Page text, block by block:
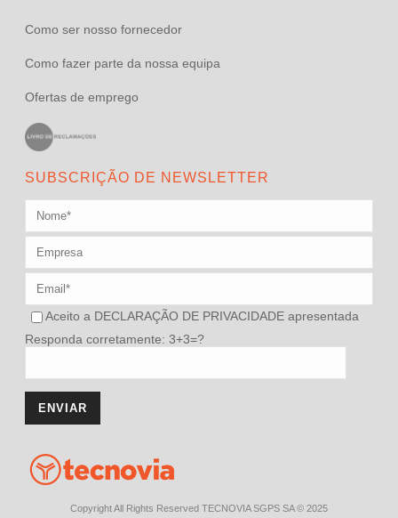
Como ser nosso fornecedor
Como fazer parte da nossa equipa
Ofertas de emprego
SUBSCRIÇÃO DE NEWSLETTER
Aceito a DECLARAÇÃO DE PRIVACIDADE apresentada
Responda corretamente: 3+3=?
Copyright All Rights Reserved TECNOVIA SGPS SA © 2025